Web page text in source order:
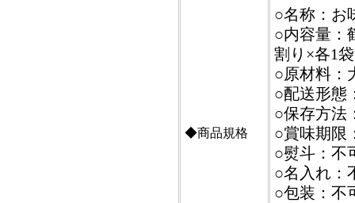
◆商品規格
○名称：お
○内容量：
割り×各1
○原材料
○配送形態
○保存方法
○賞味期限
○熨斗：不
○名入れ：
○包装：不